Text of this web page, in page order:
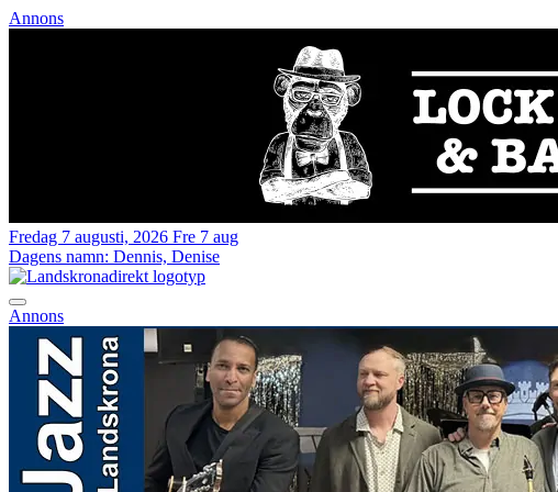
Annons
Fredag 7 augusti, 2026 Fre 7 aug
Dagens namn: Dennis, Denise
Annons